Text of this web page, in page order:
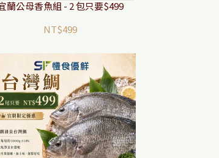
蘭公母香魚組 - 2 包只要$499
NT$499